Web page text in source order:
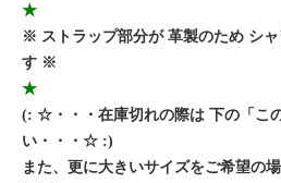
★
※ ストラップ部分が 革製のため シ
す ※
★
(: ☆・・・在庫切れの際は 下の「こ
い・・・☆ :)
また、更に大きいサイズをご希望の